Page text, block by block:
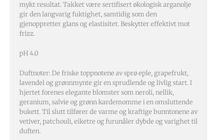
mykt resultat. Takket være sertifisert økologisk arganolje
gir den langvarig fuktighet, samtidig som den
gjenoppretter glans og elastisitet. Beskytter effektivt mot
frizz.
pH 4.0
Duftnoter: De friske toppnotene av sprø eple, grapefrukt,
lavendel og grønnmynte gir en sprudlende og livlig start. I
hjertet forenes elegante blomster som neroli, nellik,
geranium, salvie og grønn kardemomme i en omsluttende
bukett. Til slutt tilfører de varme og kraftige bunntonene av
vetiver, patchouli, eiketre og furunåler dybde og varighet til
duften.